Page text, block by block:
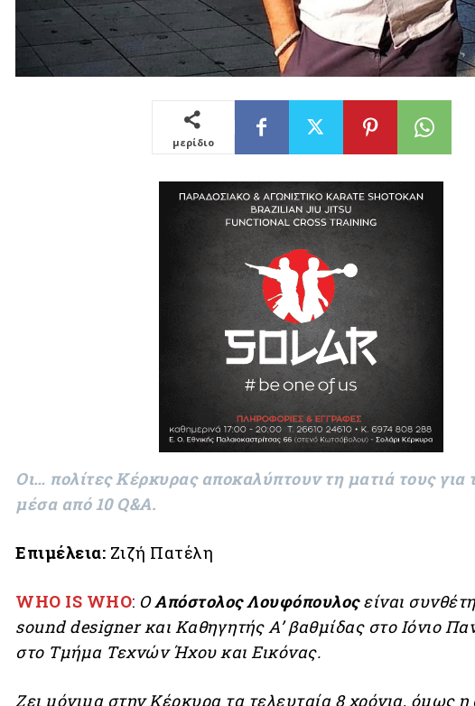
Οι… πολίτες Κέρκυρας αποκαλύπτουν τη ματιά τους για
μέσα από 10 Q&A.
Επιμέλεια: Ζιζή Πατέλη
WHO IS WHO: Ο Απόστολος Λουφόπουλος είναι
sound designer και Καθηγητής Α’ βαθμίδας στο Ιόνιο
στο Τμήμα Τεχνών Ήχου και Εικόνας.
Ζει μόνιμα στην Κέρκυρα τα τελευταία 8 χρόνια, όμως